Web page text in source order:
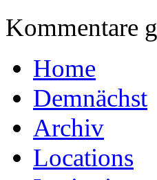
Kommentare
Home
Demnächst
Archiv
Locations